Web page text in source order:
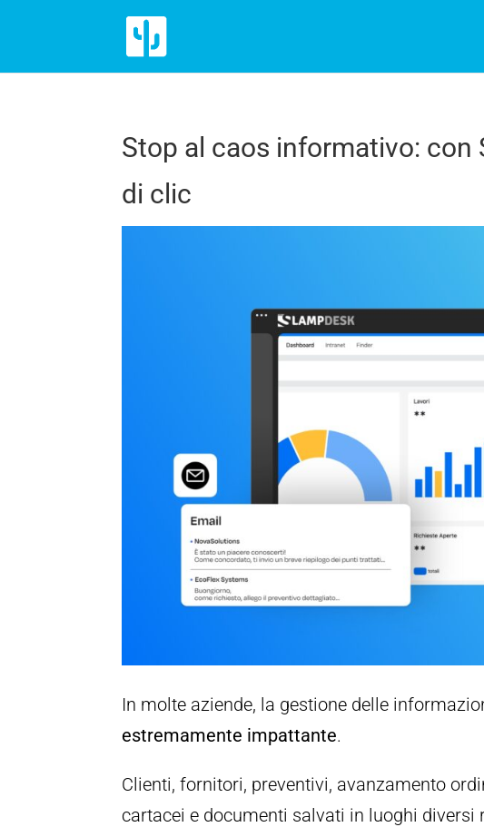
Stop al caos informativo:
di clic
In molte aziende, la gestione delle
estremamente impattante.
Clienti, fornitori, preventivi, avanzamento
cartacei e documenti salvati in luoghi diversi